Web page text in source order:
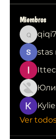
Miembros
qiqi77246
stas
Ver